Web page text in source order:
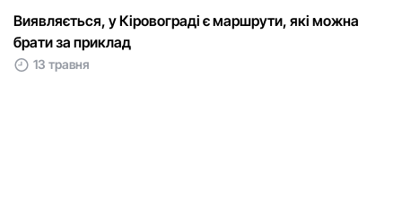
Виявляється, у Кіровограді є маршрути, які можна
брати за приклад
13 травня